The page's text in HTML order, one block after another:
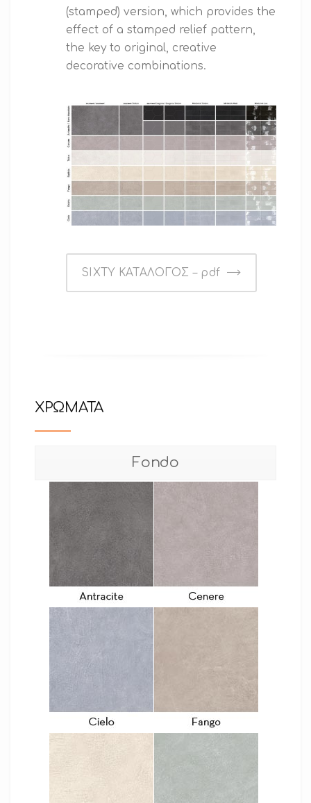
(stamped) version, which provides the
effect of a stamped relief pattern,
the key to original, creative
decorative combinations.
SIXTY ΚΑΤΑΛΟΓΟΣ – pdf
ΧΡΩΜΑΤΑ
Fondo